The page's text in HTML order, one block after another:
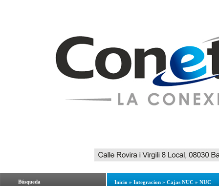
Búsqueda Inicio » Integracion » Cajas NUC » NUC